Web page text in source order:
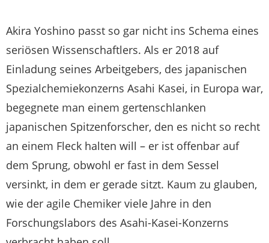
Akira Yoshino passt so gar nicht ins Schema eines
seriösen Wissenschaftlers. Als er 2018 auf
Einladung seines Arbeitgebers, des japanischen
Spezialchemiekonzerns Asahi Kasei, in Europa war,
begegnete man einem gertenschlanken
japanischen Spitzenforscher, den es nicht so recht
an einem Fleck halten will – er ist offenbar auf
dem Sprung, obwohl er fast in dem Sessel
versinkt, in dem er gerade sitzt. Kaum zu glauben,
wie der agile Chemiker viele Jahre in den
Forschungslabors des Asahi-Kasei-Konzerns